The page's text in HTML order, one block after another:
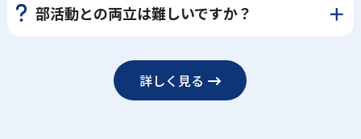
部活動との両立は難しいですか？
詳しく見る